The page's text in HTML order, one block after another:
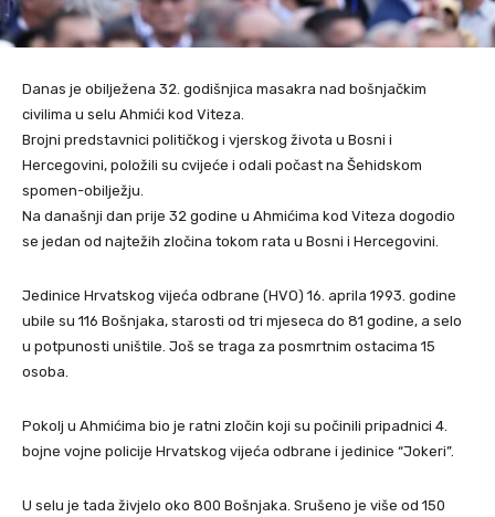
Danas je obilježena 32. godišnjica masakra nad bošnjačkim
civilima u selu Ahmići kod Viteza.
Brojni predstavnici političkog i vjerskog života u Bosni i
Hercegovini, položili su cvijeće i odali počast na Šehidskom
spomen-obilježju.
Na današnji dan prije 32 godine u Ahmićima kod Viteza dogodio
se jedan od najtežih zločina tokom rata u Bosni i Hercegovini.
Jedinice Hrvatskog vijeća odbrane (HVO) 16. aprila 1993. godine
ubile su 116 Bošnjaka, starosti od tri mjeseca do 81 godine, a selo
u potpunosti uništile. Još se traga za posmrtnim ostacima 15
osoba.
Pokolj u Ahmićima bio je ratni zločin koji su počinili pripadnici 4.
bojne vojne policije Hrvatskog vijeća odbrane i jedinice “Jokeri”.
U selu je tada živjelo oko 800 Bošnjaka. Srušeno je više od 150